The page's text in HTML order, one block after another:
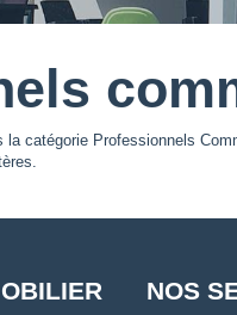
la catégorie Professionnels
NOS